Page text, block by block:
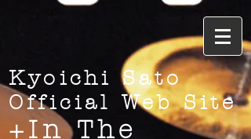
Kyoichi Sato
Official Web Site
+In The